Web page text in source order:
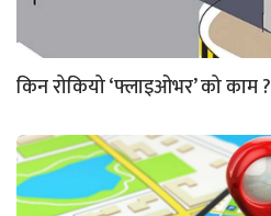
किन रोकियो ‘फ्लाइओभर’ को काम ?